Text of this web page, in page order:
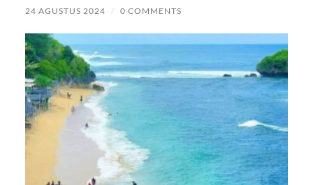
24 AGUSTUS 2024 / 0 COMMENTS